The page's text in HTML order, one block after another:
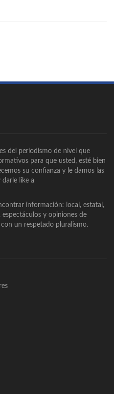
del periodismo de nivel que
para que usted, esté bien
su confianza y le damos las
darle like a
información: local, estatal,
y opiniones de
un respetado pluralismo.